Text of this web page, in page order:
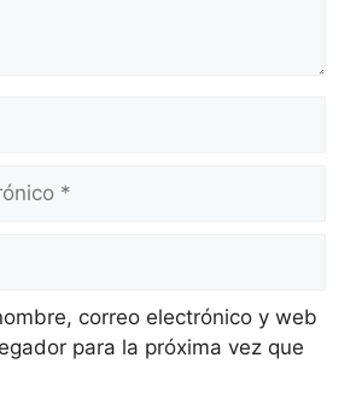
correo electrónico y web
para la próxima vez que